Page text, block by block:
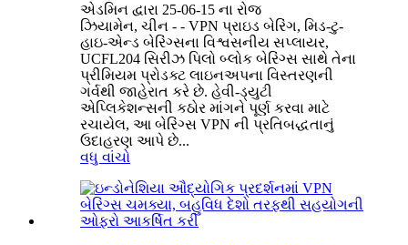
એડમિન દ્વારા 25-06-15 ના રોજ
ઝિયામેન, ચીન - - VPN પ્રાઇડ બેરિંગ, મિડ-ટુ-
હાઇ-એન્ડ બેરિંગ્સના વિશ્વસનીય સપ્લાયર,
UCFL204 સિરીઝ પિલો બ્લોક બેરિંગ્સ સાથે તેના
પ્રીમિયમ પ્રોડક્ટ લાઇનઅપના વિસ્તરણની
ગર્વથી જાહેરાત કરે છે. હેવી-ડ્યુટી
એપ્લિકેશન્સની કઠોર માંગને પૂર્ણ કરવા માટે
રચાયેલ, આ બેરિંગ્સ VPN ની પ્રતિબદ્ધતાનું
ઉદાહરણ આપે છે...
વધુ વાંચો